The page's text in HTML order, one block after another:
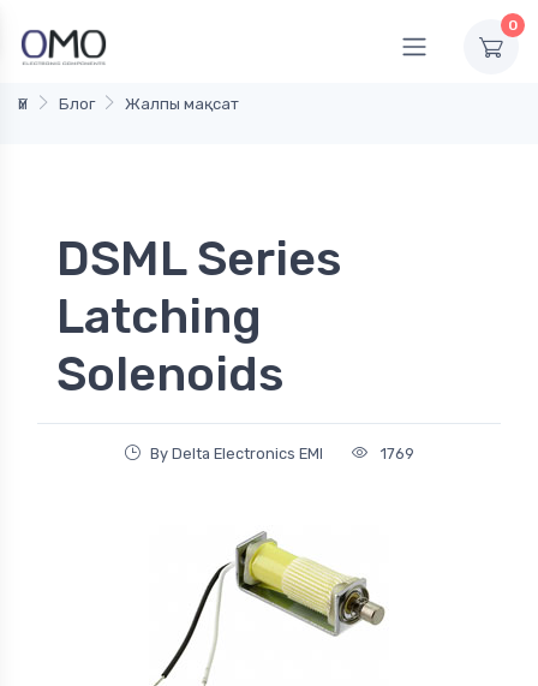
0
Үй Блог Жалпы мақсат
DSML Series
Latching
Solenoids
By Delta Electronics EMI 1769